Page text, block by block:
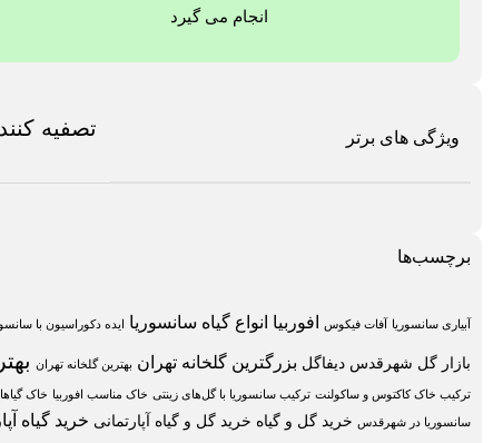
انجام می گیرد
ویژگی های برتر تصفیه
برچسب‌ها
آبیاری سانسوریا آفات فیکوس افوربیا انواع گیاه سانسوریا ایده دکوراسیون با
بازار گل شهرقدس دیفاگل بزرگترین گلخانه تهران بهترین گلخانه تهران
ترکیب خاک کاکتوس و ساکولنت ترکیب سانسوریا با گل‌های زینتی خاک مناسب افوربیا خاک
سانسوریا در شهرقدس خرید گل و گیاه خرید گل و گیاه آپارتمانی خرید گیاه